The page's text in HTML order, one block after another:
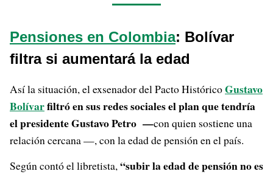
Pensiones en Colombia: Bolívar
filtra si aumentará la edad
Así la situación, el exsenador del Pacto HistóricoGustavo
Bolívarfiltró en sus redes sociales el plan que tendría
el presidente Gustavo Petro —con quien sostiene una
relación cercana —, con la edad de pensión en el país.
Según contó el libretista,“subir la edad de pensión no es